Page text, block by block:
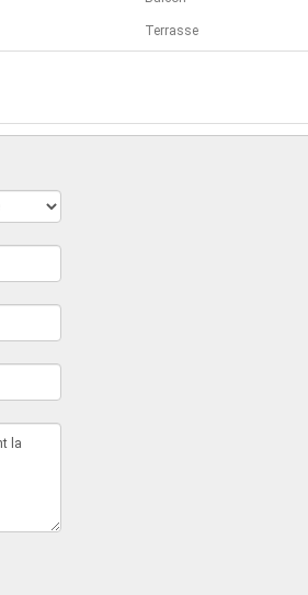
Terrasse